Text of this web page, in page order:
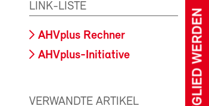
MITGLIED WERDEN
LINK-LISTE
AHVplus Rechner
AHVplus-Initiative
VERWANDTE ARTIKEL